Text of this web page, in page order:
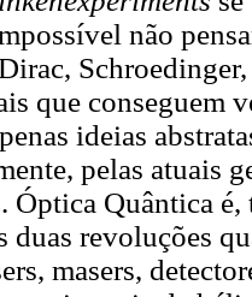
não
que conseguem
ideias
pelas atuais
Óptica Quântica
duas revoluções
masers,